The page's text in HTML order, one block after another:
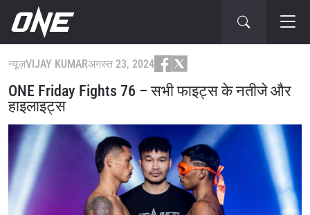
न्यूज़VIJAY KUMARअगस्त 23, 2024
ONE Friday Fights 76 – सभी फाइट्स के नतीजे और
हाइलाइट्स